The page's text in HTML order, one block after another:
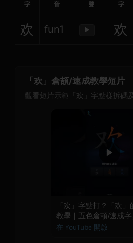
字
音
聲
字
欢 fun1 ▶ 欢
「欢」倉頡/速成教學短片
觀看短片示範「欢」字點樣拆碼
▶
「欢」字點打？「欢」
教學｜五色倉頡/速成字
在 YouTube 開啟